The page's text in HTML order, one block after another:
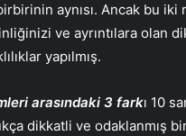
aynısı. Ancak bu iki
ve ayrıntılara olan
yapılmış.
arasındaki 3 farkı 10
dikkatli ve odaklanmış